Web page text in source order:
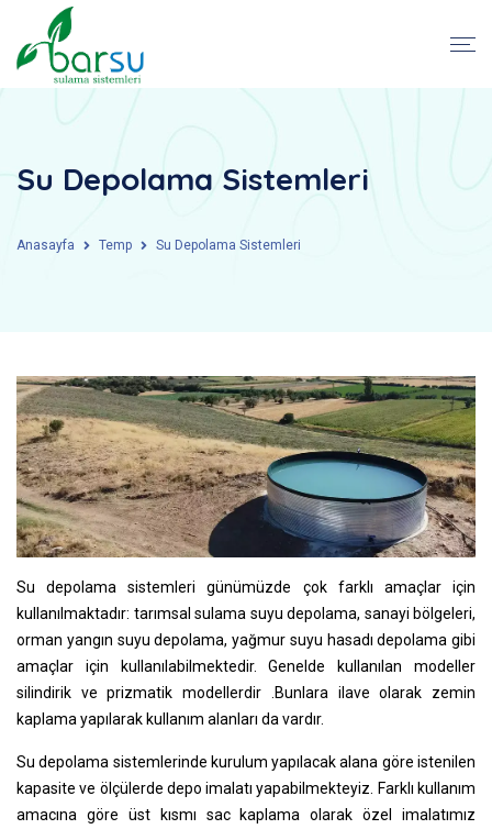
Su Depolama Sistemleri
Anasayfa Temp Su Depolama Sistemleri
Su depolama sistemleri günümüzde çok farklı amaçlar için
kullanılmaktadır: tarımsal sulama suyu depolama, sanayi bölgeleri,
orman yangın suyu depolama, yağmur suyu hasadı depolama gibi
amaçlar için kullanılabilmektedir. Genelde kullanılan modeller
silindirik ve prizmatik modellerdir .Bunlara ilave olarak zemin
kaplama yapılarak kullanım alanları da vardır.
Su depolama sistemlerinde kurulum yapılacak alana göre istenilen
kapasite ve ölçülerde depo imalatı yapabilmekteyiz. Farklı kullanım
amacına göre üst kısmı sac kaplama olarak özel imalatımız